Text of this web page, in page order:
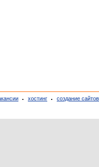
хостинг создание сайтов